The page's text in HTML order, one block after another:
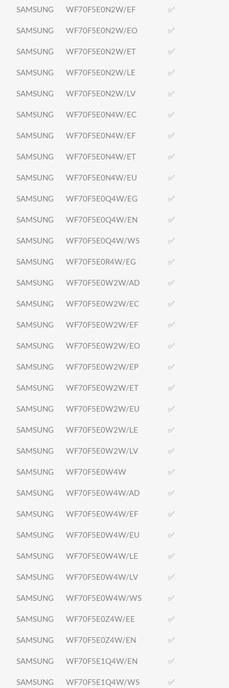
SAMSUNG WF70F5E0N2W/EF ✅
SAMSUNG WF70F5E0N2W/EO ✅
SAMSUNG WF70F5E0N2W/ET ✅
SAMSUNG WF70F5E0N2W/LE ✅
SAMSUNG WF70F5E0N2W/LV ✅
SAMSUNG WF70F5E0N4W/EC ✅
SAMSUNG WF70F5E0N4W/EF ✅
SAMSUNG WF70F5E0N4W/ET ✅
SAMSUNG WF70F5E0N4W/EU ✅
SAMSUNG WF70F5E0Q4W/EG ✅
SAMSUNG WF70F5E0Q4W/EN ✅
SAMSUNG WF70F5E0Q4W/WS ✅
SAMSUNG WF70F5E0R4W/EG ✅
SAMSUNG WF70F5E0W2W/AD ✅
SAMSUNG WF70F5E0W2W/EC ✅
SAMSUNG WF70F5E0W2W/EF ✅
SAMSUNG WF70F5E0W2W/EO ✅
SAMSUNG WF70F5E0W2W/EP ✅
SAMSUNG WF70F5E0W2W/ET ✅
SAMSUNG WF70F5E0W2W/EU ✅
SAMSUNG WF70F5E0W2W/LE ✅
SAMSUNG WF70F5E0W2W/LV ✅
SAMSUNG WF70F5E0W4W ✅
SAMSUNG WF70F5E0W4W/AD ✅
SAMSUNG WF70F5E0W4W/EF ✅
SAMSUNG WF70F5E0W4W/EU ✅
SAMSUNG WF70F5E0W4W/LE ✅
SAMSUNG WF70F5E0W4W/LV ✅
SAMSUNG WF70F5E0W4W/WS ✅
SAMSUNG WF70F5E0Z4W/EE ✅
SAMSUNG WF70F5E0Z4W/EN ✅
SAMSUNG WF70F5E1Q4W/EN ✅
SAMSUNG WF70F5E1Q4W/WS ✅